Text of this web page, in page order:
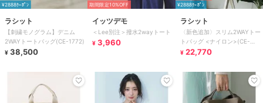
¥2888ｸｰﾎﾟﾝ
ラシット
【刺繍モノグラム】デニム
2WAYトートバッグ(CE-1772)
¥ 38,500
期間限定10%OFF
イッツデモ
＜Lee別注＞撥水2wayトート
¥ 3,960
¥2888ｸｰﾎﾟﾝ
ラシット
〈新色追加〉スリム2WAYトー
トバッグ <ナイロン>(CE-
1404-WEB)
¥ 22,770